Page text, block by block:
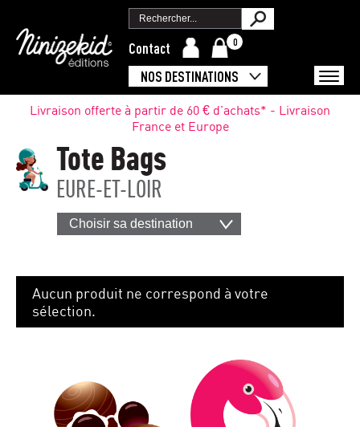
Contact 0
NOS DESTINATIONS
Livraison offerte à partir de 60 € d'achats* - Livraison
France et Europe
Tote Bags
EURE-ET-LOIR
Choisir sa destination
Aucun produit ne correspond à votre
sélection.